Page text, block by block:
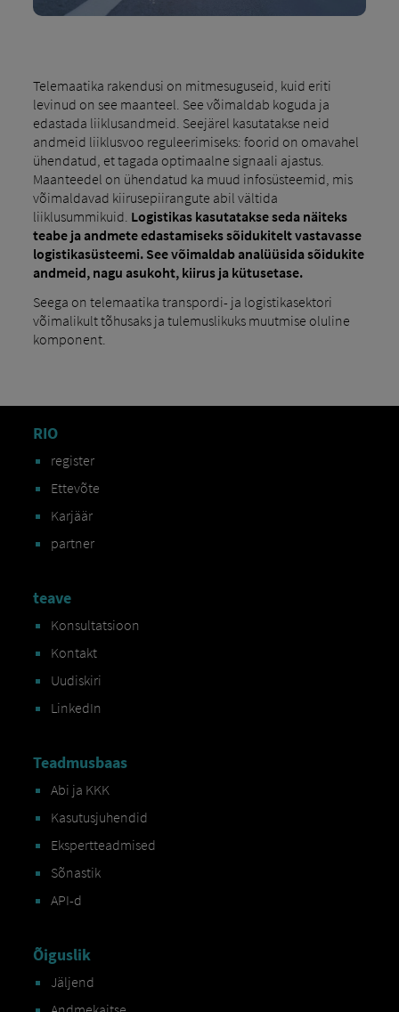
Telemaatika rakendusi on mitmesuguseid, kuid eriti
levinud on see maanteel. See võimaldab koguda ja
edastada liiklusandmeid. Seejärel kasutatakse neid
andmeid liiklusvoo reguleerimiseks: foorid on omavahel
ühendatud, et tagada optimaalne signaali ajastus.
Maanteedel on ühendatud ka muud infosüsteemid, mis
võimaldavad kiirusepiirangute abil vältida
liiklusummikuid. Logistikas kasutatakse seda näiteks
teabe ja andmete edastamiseks sõidukitelt vastavasse
logistikasüsteemi. See võimaldab analüüsida sõidukite
andmeid, nagu asukoht, kiirus ja kütusetase.
Seega on telemaatika transpordi- ja logistikasektori
võimalikult tõhusaks ja tulemuslikuks muutmise oluline
komponent.
RIO
register
Ettevõte
Karjäär
partner
teave
Konsultatsioon
Kontakt
Uudiskiri
LinkedIn
Teadmusbaas
Abi ja KKK
Kasutusjuhendid
Ekspertteadmised
Sõnastik
API-d
Õiguslik
Jäljend